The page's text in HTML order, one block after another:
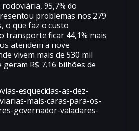
95,7% do
problemas nos 279
o que faz o custo
transporte ficar 44,1% mais
atendem a nove
vivem mais de 530 mil
geram R$ 7,16 bilhões de